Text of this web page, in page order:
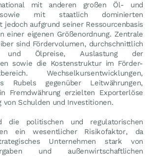
mit anderen großen Öl- und
sowie mit staatlich dominierten
jedoch aufgrund seiner Ressourcenbasis
einer eigenen Größenordnung. Zentrale
sind Fördervolumen, durchschnittlich
Ölpreise, Auslastung der
sowie die Kostenstruktur im Förder-
Wechselkursentwicklungen,
Rubels gegenüber Leitwährungen,
Fremdwährung erzielten Exporterlöse
von Schulden und Investitionen.
die politischen und regulatorischen
ein wesentlicher Risikofaktor, da
Unternehmen stark von
und außenwirtschaftlichen